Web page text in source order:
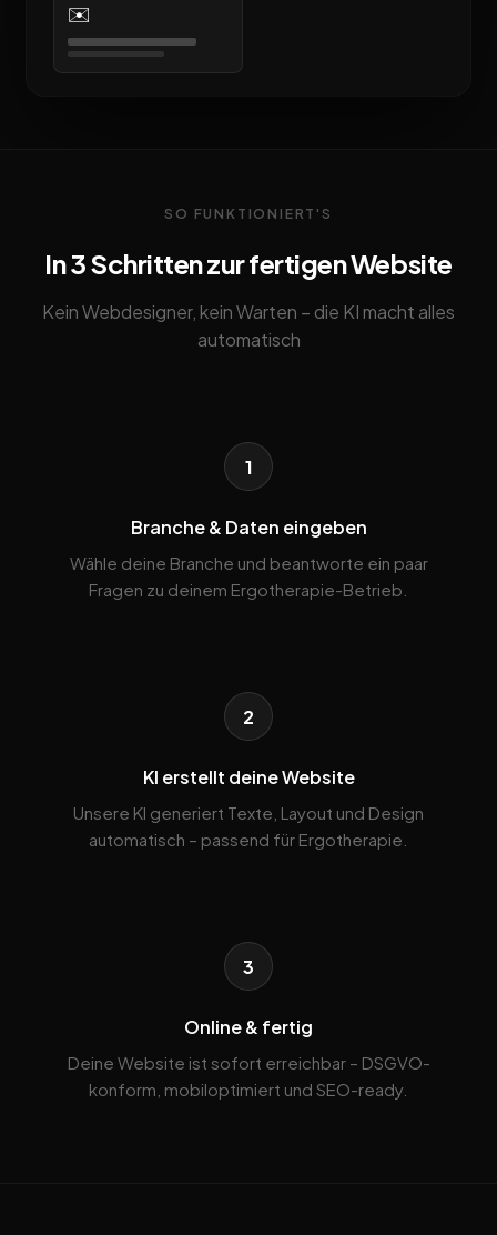
✉️
SO FUNKTIONIERT'S
In 3 Schritten zur fertigen Website
Kein Webdesigner, kein Warten – die KI macht alles
automatisch
1
Branche & Daten eingeben
Wähle deine Branche und beantworte ein paar
Fragen zu deinem Ergotherapie-Betrieb.
2
KI erstellt deine Website
Unsere KI generiert Texte, Layout und Design
automatisch – passend für Ergotherapie.
3
Online & fertig
Deine Website ist sofort erreichbar – DSGVO-
konform, mobiloptimiert und SEO-ready.